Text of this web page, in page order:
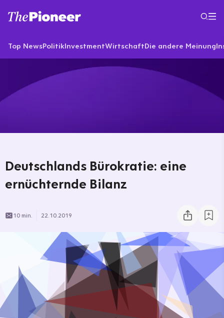
Top NewsPolitikInvestmentWirtschaftDie andere Meinung
Deutschlands Bürokratie: eine
ernüchternde Bilanz
10 min. 22.10.2019